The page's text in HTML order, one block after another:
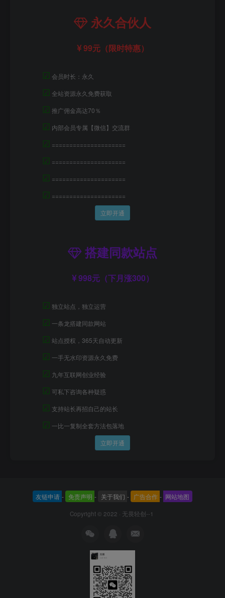
永久合伙人
99元（限时特惠）
☑ 会员时长：永久
☑ 全站资源永久免费获取
☑ 推广佣金高达70％
☑ 内部会员专属【微信】交流群
☑ =====================
☑ =====================
☑ =====================
☑ =====================
立即开通
搭建同款站点
998元（下月涨300）
☑ 独立站点，独立运营
☑ 一条龙搭建同款网站
☑ 站点授权，365天自动更新
☑ 一手无水印资源永久免费
☑ 九年互联网创业经验
☑ 可私下咨询各种疑惑
☑ 支持站长再招自己的站长
☑ 一比一复制全套方法包落地
立即开通
友链申请 - 免责声明 - 关于我们 - 广告合作 - 网站地图
Copyright © 2022 · 无畏轻创--1